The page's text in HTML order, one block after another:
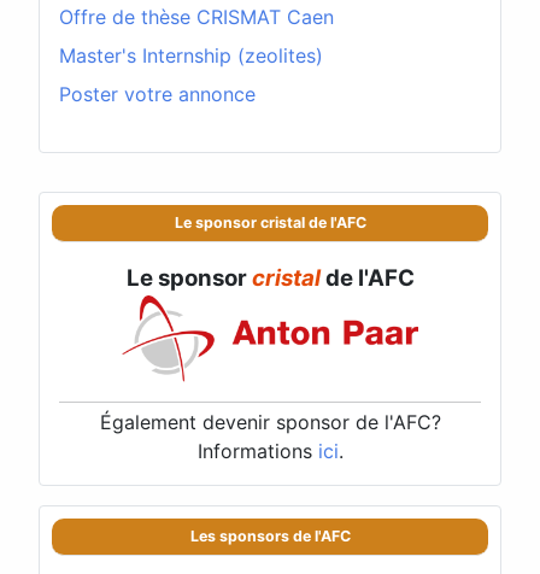
Le sponsor cristal de l'AFC
Le sponsorcristalde l'AFC
Également devenir sponsor de l'AFC?
Informations ici.
Les sponsors de l'AFC
Offre de thèse CRISMAT Caen
Master's Internship (zeolites)
Poster votre annonce